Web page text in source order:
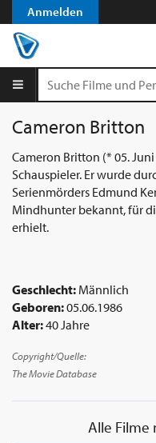
Anmelden
Cameron Britton
Cameron Britton (* 05.
Schauspieler. Er wurde
Serienmörders Edmund
Mindhunter bekannt, für
erhielt.
Geschlecht: Männlich
Geboren:05.06.1986
Alter:40 Jahre
Copyright/Quelle:
The Movie Database
Alle Filme